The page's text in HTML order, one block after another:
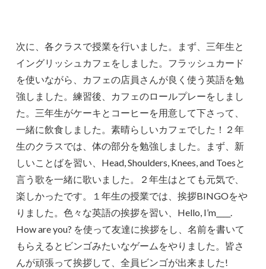
次に、各クラスで授業を行いました。まず、三年生と
イングリッシュカフェをしました。フラッシュカード
を使いながら、カフェの店員さんが良く使う英語を勉
強しました。練習後、カフェのロールプレーをしまし
た。三年生がケーキとコーヒーを用意して下さって、
一緒に飲食しました。素晴らしいカフェでした！２年
生のクラスでは、体の部分を勉強しました。まず、新
しいことばを習い、Head, Shoulders, Knees, and Toesと
言う歌を一緒に歌いました。２年生はとても元気で、
楽しかったです。１年生の授業では、挨拶BINGOをや
りました。色々な英語の挨拶を習い、Hello, I’m____.
How are you? を使って友達に挨拶をし、名前を書いて
もらえるとビンゴみたいなゲームをやりました。皆さ
んが頑張って挨拶して、全員ビンゴが出来ました!